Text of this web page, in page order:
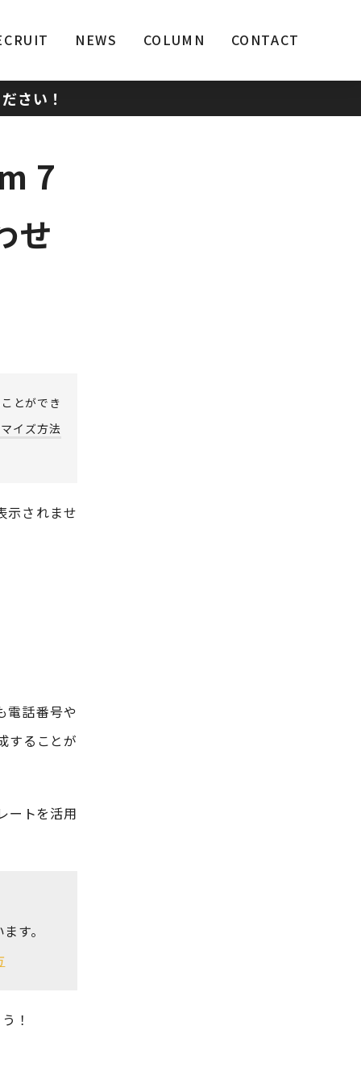
NEWS COLUMN CONTACT
さい！
7
せ
とができ
イズ方法
示されませ
電話番号や
することが
ートを活用
す。
！